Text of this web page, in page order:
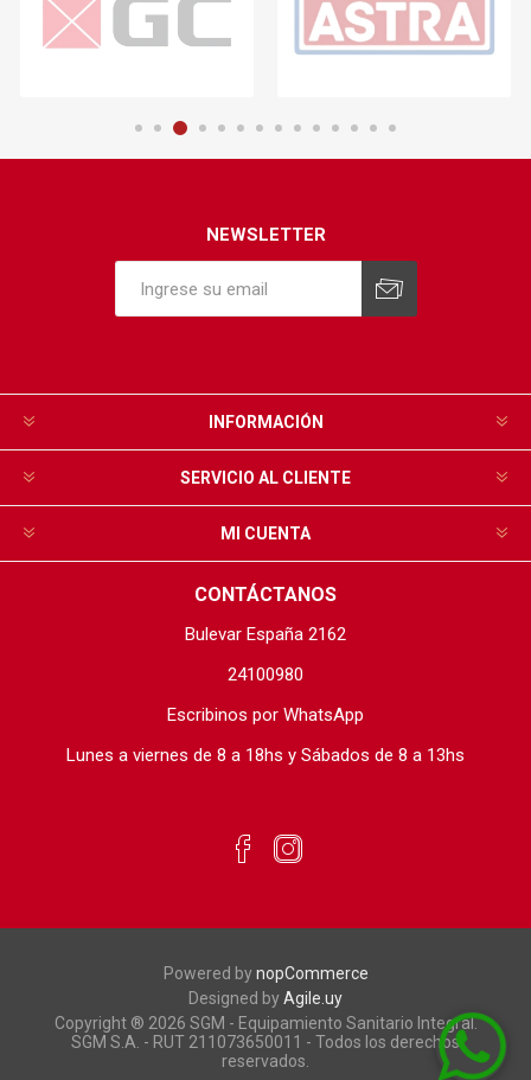
NEWSLETTER
INFORMACIÓN
SERVICIO AL CLIENTE
MI CUENTA
CONTÁCTANOS
Bulevar España 2162
24100980
Escribinos por WhatsApp
Lunes a viernes de 8 a 18hs y Sábados de 8 a 13hs
Powered bynopCommerce
Designed byAgile.uy
Copyright ® 2026 SGM - Equipamiento Sanitario Integral.
SGM S.A. - RUT 211073650011 - Todos los derechos
reservados.